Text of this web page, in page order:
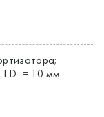
I.D. = 10 мм